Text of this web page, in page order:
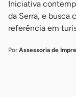
Iniciativa
da Serra, e busca
referência em
Por Assessoria de